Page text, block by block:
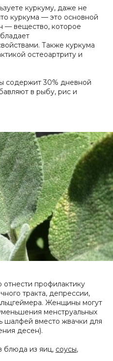
куркуму, даже не
куркума — это основной
— вещество, которое
Также куркума
остеоартриту и
содержит 30% дневной
в рыбу, рис и
профилактику
тракта, депрессии,
Женщины могут
менструальных
шалфей вместо жвачки для
десен).
блюда из яиц, соусы,